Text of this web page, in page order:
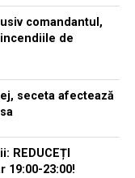
comandantul,
de
seceta afectează
REDUCEȚI
23:00!